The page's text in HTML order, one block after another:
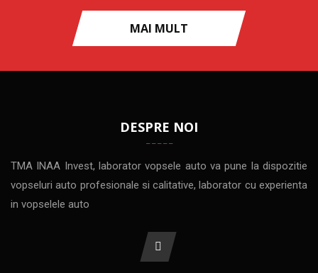
MAI MULT
DESPRE NOI
TMA INAA Invest, laborator vopsele auto va pune la dispozitie
vopseluri auto profesionale si calitative, laborator cu experienta
in vopselele auto